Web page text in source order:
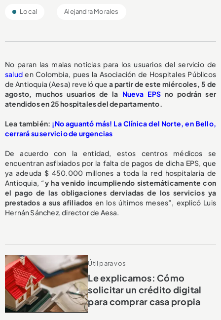
Local Alejandra Morales
No paran las malas noticias para los usuarios del servicio de
salud en Colombia, pues la Asociación de Hospitales Públicos
de Antioquia (Aesa) reveló quea partir de este miércoles, 5 de
agosto, muchos usuarios de la Nueva EPS no podrán ser
atendidos en 25 hospitales del departamento.
Lea también: ¡No aguantó más! La Clínica del Norte, en Bello,
cerrará su servicio de urgencias
De acuerdo con la entidad, estos centros médicos se
encuentran asfixiados por la falta de pagos de dicha EPS, que
ya adeuda $ 450.000 millones a toda la red hospitalaria de
Antioquia, “y ha venido incumpliendo sistemáticamente con
el pago de las obligaciones derviadas de los servicios ya
prestados a sus afiliados en los últimos meses”, explicó Luis
Hernán Sánchez, director de Aesa.
Útil para vos
Le explicamos: Cómo
solicitar un crédito digital
para comprar casa propia